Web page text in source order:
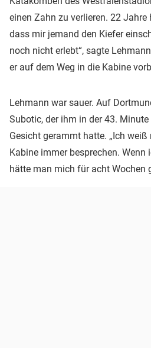
einen Zahn zu verlieren. 22
dass mir jemand den Kiefer
noch nicht erlebt“, sagte
er auf dem Weg in die Kabine
Lehmann war sauer. Auf
Subotic, der ihm in der 43.
Gesicht gerammt hatte. „Ich
Kabine immer besprechen. Wenn
hätte man mich für acht Wochen